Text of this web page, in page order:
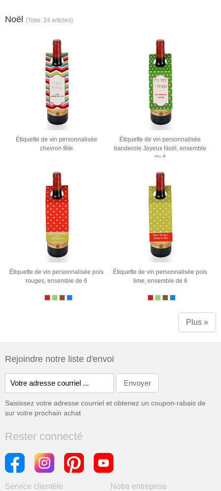
Noël (Total: 24 articles)
Étiquette de vin personnalisée
chevron fête
Étiquette de vin personnalisée
banderole Joyeux Noël, ensemble
de 6
Étiquette de vin personnalisée pois
rouges, ensemble de 6
Étiquette de vin personnalisée pois
lime, ensemble de 6
Plus »
Rejoindre notre liste d'envoi
Saisissez votre adresse courriel et obtenez un coupon-rabais de
sur votre prochain achat
Rester connecté
Service clientèle
Notre entreprise